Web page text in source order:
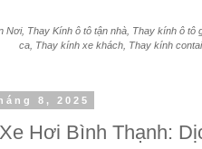
Nơi, Thay Kính ô tô tận nhà, Thay kính ô
ca, Thay kính xe khách, Thay kính
8, 2025
Hơi Bình Thạnh: